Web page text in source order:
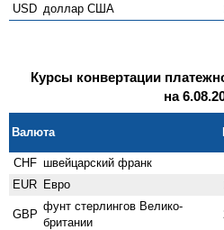
USD доллар США
Курсы конвертации
на
Валюта
CHF швейцарский франк
EUR Евро
GBP
фунт стерлингов Велико­
британии